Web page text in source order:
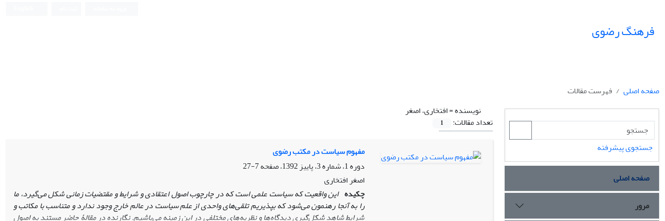
فرهنگ رضوی
صفحه اصلی
فهرست مقالات
نویسنده =افتخاری، اصغر
تعداد مقالات:
1
مفهوم سیاست در مکتب رضوی
دوره 1، شماره 3، پاییز 1392، صفحه
7-27
اصغر افتخاری
چکیده این واقعیت که سیاست علمی است که در چارچوب اصول اعتقادی و شرایط و مقتضیات زمانی شکل می‌گیرد، ما
را به آنجا رهنمون می‌شود که بپذیریم تلقی‌های واحدی از علم سیاست در عالم خارج وجود ندارد و متناسب با مکاتب و
شرایط شاهد شکل‌گیری دیدگاه‌‌ها و نظریه‌های مختلفی در این زمینه می‌باشیم. نگارنده در مقالۀ حاضر مستند به اصول
جستجوی پیشرفته
صفحه اصلی
مرور